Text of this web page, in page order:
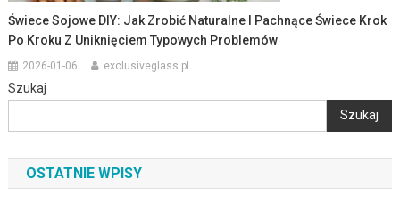
Świece Sojowe DIY: Jak Zrobić Naturalne I Pachnące Świece Krok
Po Kroku Z Uniknięciem Typowych Problemów
2026-01-06 exclusiveglass.pl
Szukaj
Szukaj
OSTATNIE WPISY